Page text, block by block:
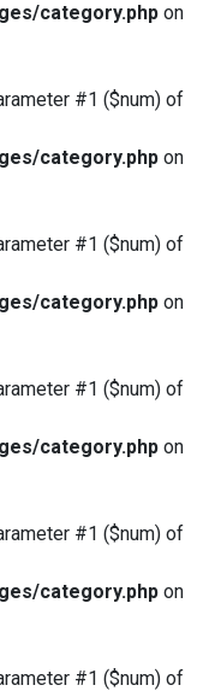
category.php on
#1 ($num) of
category.php on
#1 ($num) of
category.php on
#1 ($num) of
category.php on
#1 ($num) of
category.php on
#1 ($num) of